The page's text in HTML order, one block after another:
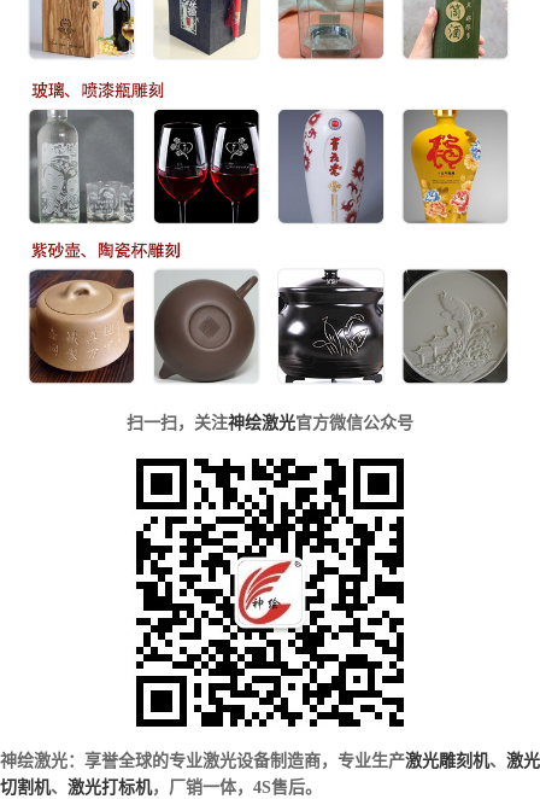
扫一扫，关注神绘激光官方微信公众号
神绘激光：享誉全球的专业激光设备制造商，专业生产激光雕刻机、 激光
切割机、 激光打标机，厂销一体，4S售后。